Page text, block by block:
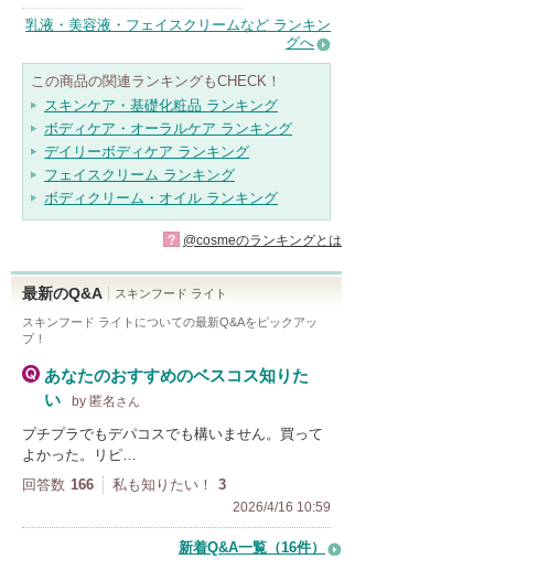
乳液・美容液・フェイスクリームなど ランキン
グへ
この商品の関連ランキングもCHECK！
スキンケア・基礎化粧品 ランキング
ボディケア・オーラルケア ランキング
デイリーボディケア ランキング
フェイスクリーム ランキング
ボディクリーム・オイル ランキング
? @cosmeのランキングとは
最新のQ&A スキンフード ライト
スキンフード ライト についての最新Q&Aをピックアッ
プ！
あなたのおすすめのベスコス知りた
い
by 匿名 さん
プチプラでもデパコスでも構いません。買って
よかった。リピ…
回答数 166 私も知りたい！ 3
2026/4/16 10:59
新着Q&A一覧（16件）